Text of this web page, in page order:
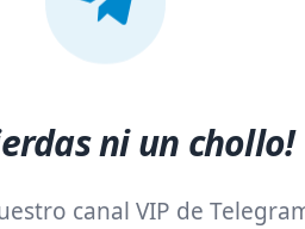
ni un
canal VIP de